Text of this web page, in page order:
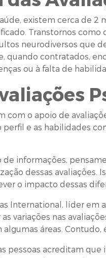
existem cerca de 2
Transtornos como
neurodiversos que
quando contratados,
ou à falta de
com o apoio de
e as habilidades
informações,
dessas avaliações.
o impacto dessas
International, líder em
variações nas
áreas.
pessoas acreditam